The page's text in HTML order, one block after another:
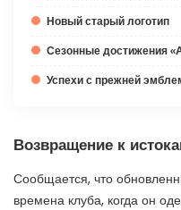
Новый старый логотип
Сезонные достижения
Успехи с прежней
Возвращение к
Сообщается, что
времена клуба, когда он